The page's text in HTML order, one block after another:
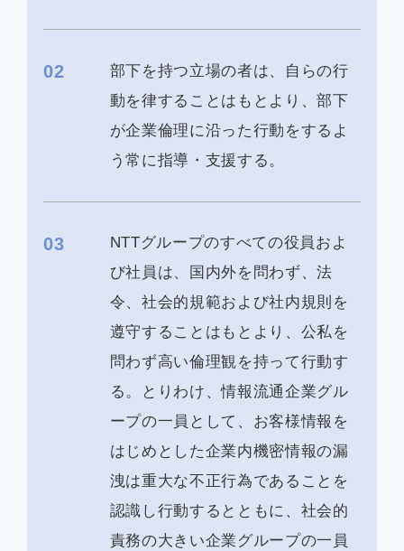
02
部下を持つ立場の者は、自らの行
動を律することはもとより、部下
が企業倫理に沿った行動をするよ
う常に指導・支援する。
03
NTTグループのすべての役員およ
び社員は、国内外を問わず、法
令、社会的規範および社内規則を
遵守することはもとより、公私を
問わず高い倫理観を持って行動す
る。とりわけ、情報流通企業グル
ープの一員として、お客様情報を
はじめとした企業内機密情報の漏
洩は重大な不正行為であることを
認識し行動するとともに、社会的
責務の大きい企業グループの一員